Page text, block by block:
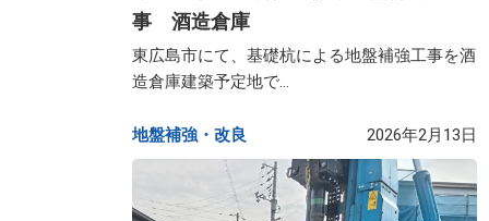
事 酒造倉庫
東広島市にて、基礎杭による地盤補強工事を酒
造倉庫建築予定地で...
地盤補強・改良​ 2026年2月13日